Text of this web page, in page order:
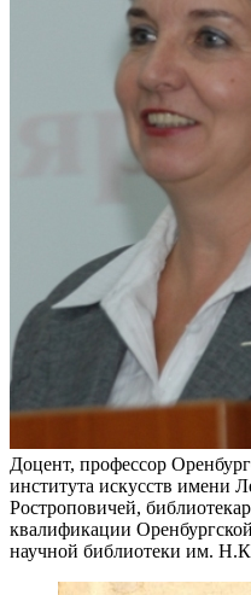
Доцент, профессор
института искусств имени
Ростроповичей,
квалификации
научной библиотеки им.